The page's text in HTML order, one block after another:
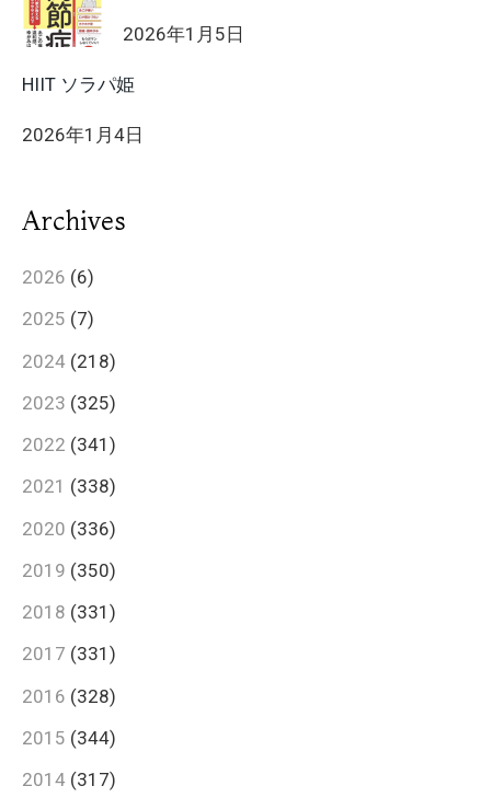
2026年1月5日
HIIT ソラパ姫
2026年1月4日
Archives
2026 (6)
2025 (7)
2024 (218)
2023 (325)
2022 (341)
2021 (338)
2020 (336)
2019 (350)
2018 (331)
2017 (331)
2016 (328)
2015 (344)
2014 (317)